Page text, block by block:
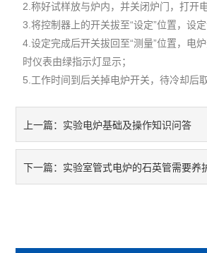
2.称好试样放与炉内，并关闭炉门，打开
3.将控制器上的开关拔至“设定”位置，设定
4.设定完成后开关拔回至“测量”位置，电
时仪表由绿指示灯显示；
5.工作时间到后关掉电炉开关，待冷却后
上一篇： 实验电炉基础及操作知识问答
下一篇： 实验室管式电炉的石英管需要养